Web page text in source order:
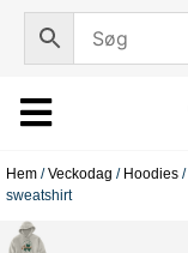
Hem /Veckodag / Hoodies /
sweatshirt